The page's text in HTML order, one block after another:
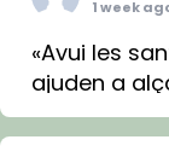
1 week
«Avui les
ajuden a
Mons. Sergi